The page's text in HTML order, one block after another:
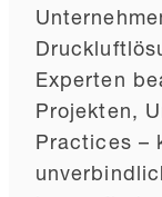
Experten
Projekten,
Practices –